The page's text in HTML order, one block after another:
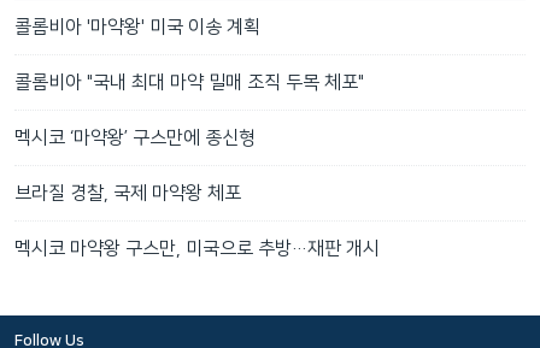
콜롬비아 '마약왕' 미국 이송 계획
콜롬비아 "국내 최대 마약 밀매 조직 두목 체포"
멕시코 ‘마약왕’ 구스만에 종신형
브라질 경찰, 국제 마약왕 체포
멕시코 마약왕 구스만, 미국으로 추방…재판 개시
Follow Us